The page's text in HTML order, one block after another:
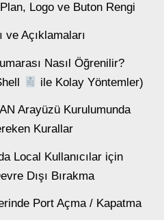
Logo ve Buton Rengi
ve Açıklamaları
Nasıl Öğrenilir?
ile Kolay Yöntemler)
Arayüzü Kurulumunda
Kurallar
Local Kullanıcılar için
Dışı Bırakma
Port Açma / Kapatma